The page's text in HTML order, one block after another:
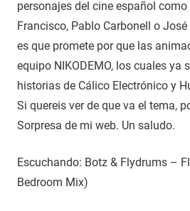
personajes del cine español como
Francisco, Pablo Carbonell o
es que promete por que las
equipo NIKODEMO, los cuales ya
historias de Cálico Electrónico y
Si quereis ver de que va el tema,
Sorpresa de mi web. Un saludo.
Escuchando: Botz & Flydrums –
Bedroom Mix)